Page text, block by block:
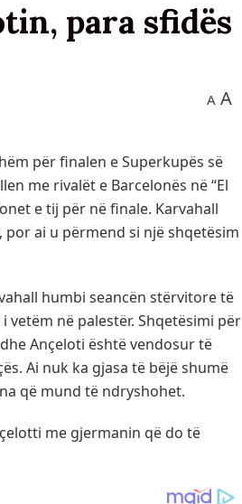
para sfidës
A A
për finalen e Superkupës së
me rivalët e Barcelonës në “El
e tij për në finale. Karvahall
ai u përmend si një shqetësim
humbi seancën stërvitore të
vetëm në palestër. Shqetësimi për
Ançeloti është vendosur të
Ai nuk ka gjasa të bëjë shumë
që mund të ndryshohet.
me gjermanin që do të